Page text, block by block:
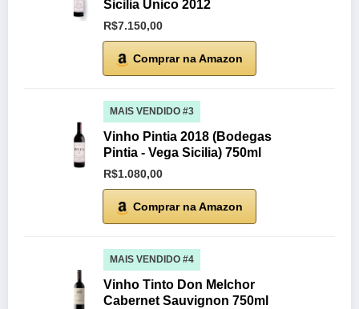
Sicilia Unico 2012
R$7.150,00
Comprar na Amazon
MAIS VENDIDO #3
Vinho Pintia 2018 (Bodegas
Pintia - Vega Sicilia) 750ml
R$1.080,00
Comprar na Amazon
MAIS VENDIDO #4
Vinho Tinto Don Melchor
Cabernet Sauvignon 750ml